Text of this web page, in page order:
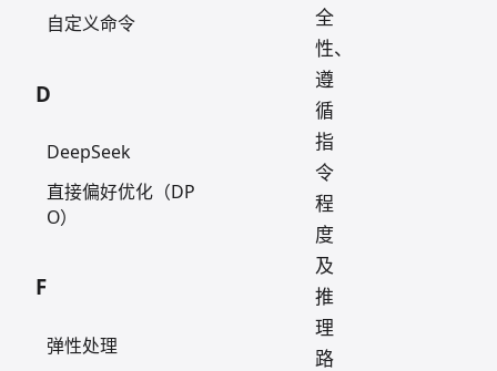
自定义命令
D
DeepSeek
直接偏好优化（DP
O）
F
弹性处理
全
性、
遵
循
指
令
程
度
及
推
理
路